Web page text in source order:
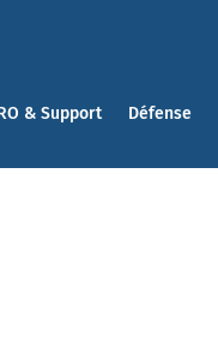
& Support Défense